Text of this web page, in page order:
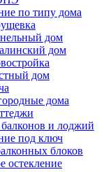
по типу дома
дом
дом
дом
дома
и лоджий
под ключ
блоков
остекление